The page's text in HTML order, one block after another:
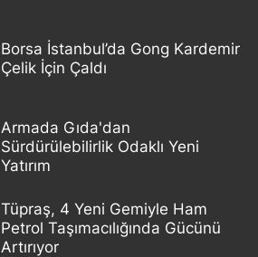
Borsa İstanbul’da Gong Kardemir
Çelik İçin Çaldı
Armada Gıda'dan
Sürdürülebilirlik Odaklı Yeni
Yatırım
Tüpraş, 4 Yeni Gemiyle Ham
Petrol Taşımacılığında Gücünü
Artırıyor